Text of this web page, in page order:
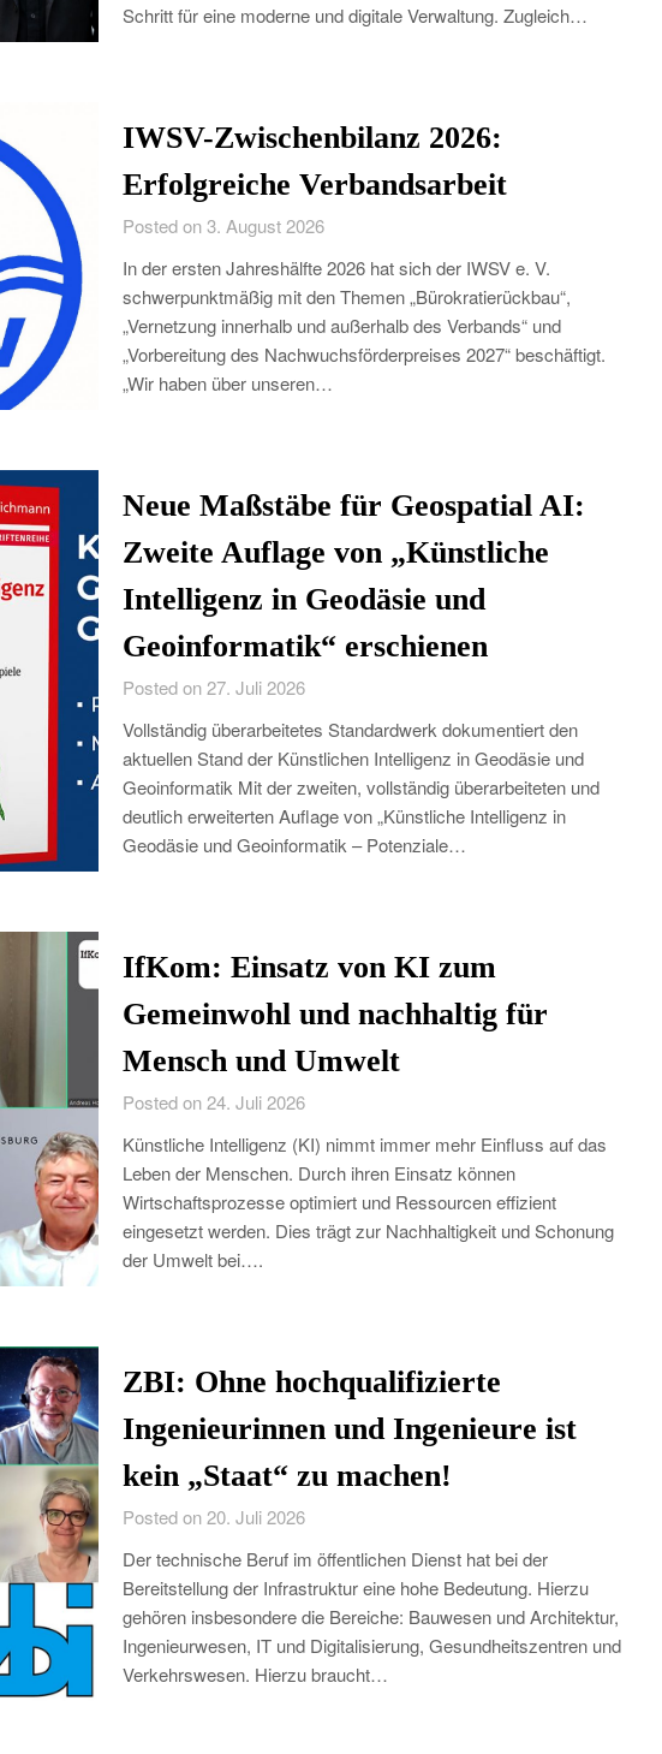
Schritt für eine moderne und digitale Verwaltung. Zugleich…
IWSV-Zwischenbilanz 2026:
Erfolgreiche Verbandsarbeit
Posted on 3. August 2026
In der ersten Jahreshälfte 2026 hat sich der IWSV e. V.
schwerpunktmäßig mit den Themen „Bürokratierückbau“,
„Vernetzung innerhalb und außerhalb des Verbands“ und
„Vorbereitung des Nachwuchsförderpreises 2027“ beschäftigt.
„Wir haben über unseren…
Neue Maßstäbe für Geospatial AI:
Zweite Auflage von „Künstliche
Intelligenz in Geodäsie und
Geoinformatik“ erschienen
Posted on 27. Juli 2026
Vollständig überarbeitetes Standardwerk dokumentiert den
aktuellen Stand der Künstlichen Intelligenz in Geodäsie und
Geoinformatik Mit der zweiten, vollständig überarbeiteten und
deutlich erweiterten Auflage von „Künstliche Intelligenz in
Geodäsie und Geoinformatik – Potenziale…
IfKom: Einsatz von KI zum
Gemeinwohl und nachhaltig für
Mensch und Umwelt
Posted on 24. Juli 2026
Künstliche Intelligenz (KI) nimmt immer mehr Einfluss auf das
Leben der Menschen. Durch ihren Einsatz können
Wirtschaftsprozesse optimiert und Ressourcen effizient
eingesetzt werden. Dies trägt zur Nachhaltigkeit und Schonung
der Umwelt bei….
ZBI: Ohne hochqualifizierte
Ingenieurinnen und Ingenieure ist
kein „Staat“ zu machen!
Posted on 20. Juli 2026
Der technische Beruf im öffentlichen Dienst hat bei der
Bereitstellung der Infrastruktur eine hohe Bedeutung. Hierzu
gehören insbesondere die Bereiche: Bauwesen und Architektur,
Ingenieurwesen, IT und Digitalisierung, Gesundheitszentren und
Verkehrswesen. Hierzu braucht…